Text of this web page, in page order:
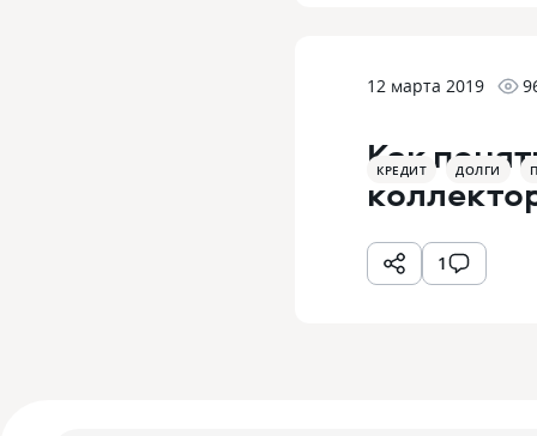
12 марта 2019
КРЕДИТ ДОЛГИ
Как
1